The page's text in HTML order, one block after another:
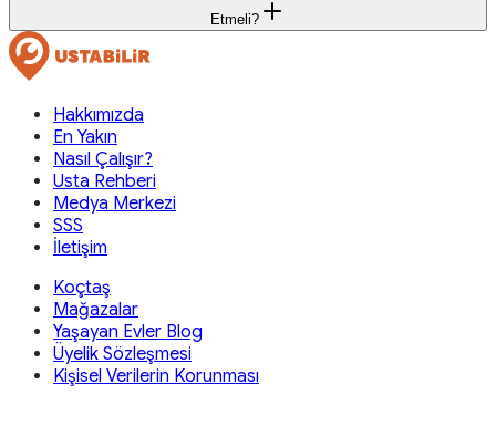
Etmeli?
Hakkımızda
En Yakın
Nasıl Çalışır?
Usta Rehberi
Medya Merkezi
SSS
İletişim
Koçtaş
Mağazalar
Yaşayan Evler Blog
Üyelik Sözleşmesi
Kişisel Verilerin Korunması